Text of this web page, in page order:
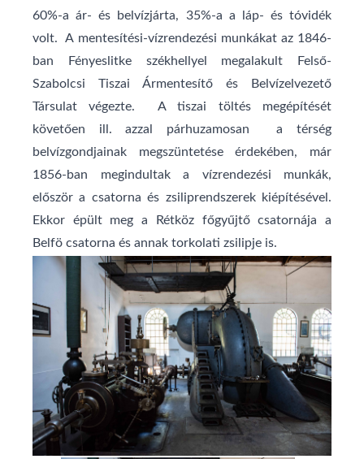
60%-a ár- és belvízjárta, 35%-a a láp- és tóvidék
volt. A mentesítési-vízrendezési munkákat az 1846-
ban Fényeslitke székhellyel megalakult Felső-
Szabolcsi Tiszai Ármentesítő és Belvízelvezető
Társulat végezte. A tiszai töltés megépítését
követően ill. azzal párhuzamosan a térség
belvízgondjainak megszüntetése érdekében, már
1856-ban megindultak a vízrendezési munkák,
először a csatorna és zsiliprendszerek kiépítésével.
Ekkor épült meg a Rétköz főgyűjtő csatornája a
Belfö csatorna és annak torkolati zsilipje is.